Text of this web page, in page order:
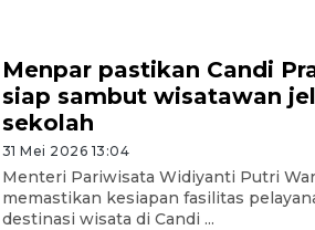
Menpar pastikan Candi
siap sambut wisatawan
sekolah
31 Mei 2026 13:04
Menteri Pariwisata Widiyanti Putri
memastikan kesiapan fasilitas
destinasi wisata di Candi ...
sampai 8 tahan?
1 Juni 2026 05:47